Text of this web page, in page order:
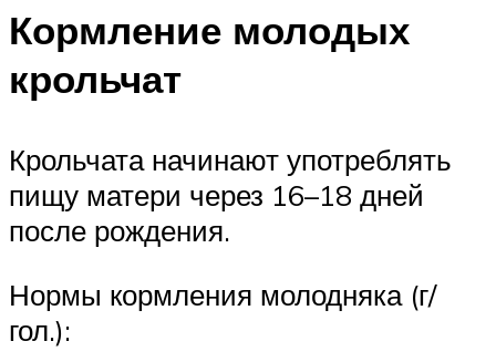
Кормление молодых
крольчат
Крольчата начинают употреблять
пищу матери через 16–18 дней
после рождения.
Нормы кормления молодняка (г/
гол.):